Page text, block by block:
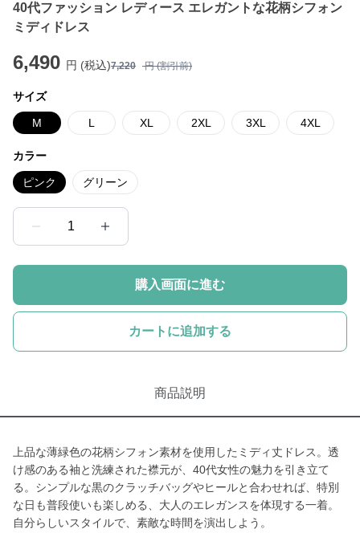
40代ファッション レディース エレガントな花柄シフォン
ミディドレス
6,490 円 (税込)7,220 円 (割引前)
サイズ
M L XL 2XL 3XL 4XL
カラー
ピンク グリーン
1
購入画面に進む
カートに追加する
商品説明
上品な薄緑色の花柄シフォン素材を使用したミディ丈ドレス。透
け感のある袖と洗練された襟元が、40代女性の魅力を引き立て
る。シンプルな黒のクラッチバッグやヒールと合わせれば、特別
な日も普段使いも楽しめる、大人のエレガンスを体現する一着。
自分らしいスタイルで、素敵な時間を演出しよう。